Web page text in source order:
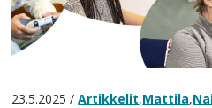
23.5.2025 /Artikkelit,Mattila,